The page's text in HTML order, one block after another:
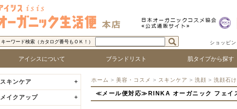
キーワード検索（カタログ番号もＯＫ！） ショッピ
アイシスについて
アイシス「オーガニック生活便」について
ブランドリスト
ロゴで探す
ブランド名で探す
肌タイプから探す
乾燥肌
敏感肌
脂性肌
混合肌
年齢肌
ベビー
スキンケア +
メイクアップ +
ホーム > 美容・コスメ > スキンケア > 洗顔 > 洗顔石
≪メール便対応≫RINKA オーガニック フェ